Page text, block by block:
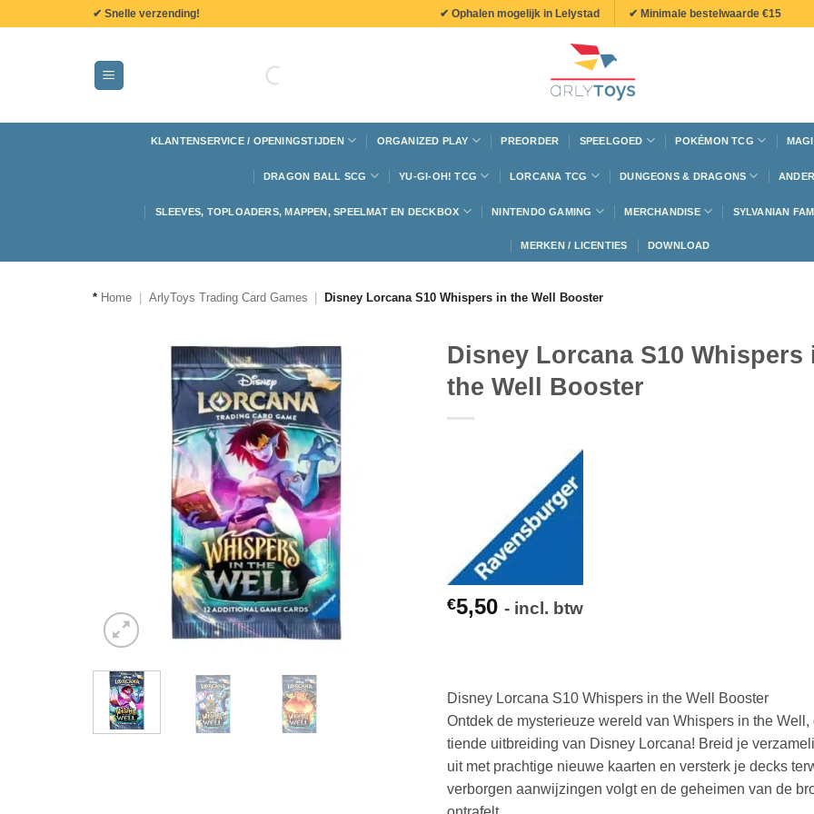
✔ Snelle verzending! ✔ Ophalen mogelijk in Lelystad ✔ Minimale bestelwaarde €15
KLANTENSERVICE / OPENINGSTIJDEN ORGANIZED PLAY PREORDER SPEELGOED POKÉMON TCG
DRAGON BALL SCG YU-GI-OH! TCG LORCANA TCG DUNGEONS & DRAGONS
SLEEVES, TOPLOADERS, MAPPEN, SPEELMAT EN DECKBOX NINTENDO GAMING MERCHANDISE SYLVANIAN
MERKEN / LICENTIES DOWNLOAD
* Home ArlyToys Trading Card Games Disney Lorcana S10 Whispers in the Well Booster
Disney Lorcana S10 Whispers
the Well Booster
€5,50 - incl. btw
Disney Lorcana S10 Whispers in the Well Booster
Ontdek de mysterieuze wereld van Whispers in the Well,
tiende uitbreiding van Disney Lorcana! Breid je
uit met prachtige nieuwe kaarten en versterk je decks
verborgen aanwijzingen volgt en de geheimen van de